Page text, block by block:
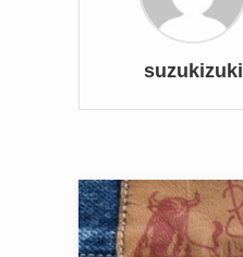
suzukizuki